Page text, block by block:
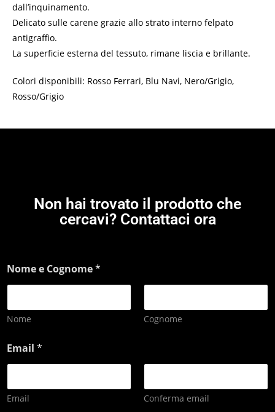
dall’inquinamento.
Delicato sulle carene grazie allo strato interno felpato
antigraffio.
La superficie esterna del tessuto, rimane liscia e brillante.
Colori disponibili: Rosso Ferrari, Blu Navi, Nero/Grigio,
Rosso/Grigio
Non hai trovato il prodotto che
cercavi? Contattaci ora
Nome e Cognome*
Nome Cognome
Email *
Email Conferma email